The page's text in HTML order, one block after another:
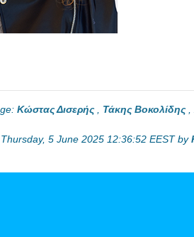
Κώστας Δισερής, Τάκης Βοκολίδης,
5 June 2025 12:36:52 EEST by